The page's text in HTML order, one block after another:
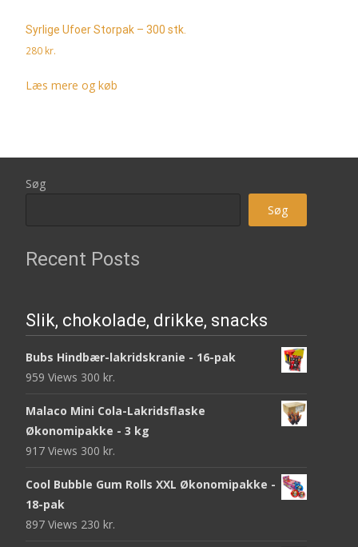
Syrlige Ufoer Storpak – 300 stk.
280 kr.
Læs mere og køb
Søg
Søg
Recent Posts
Slik, chokolade, drikke, snacks
Bubs Hindbær-lakridskranie - 16-pak
959 Views 300 kr.
Malaco Mini Cola-Lakridsflaske
Økonomipakke - 3 kg
917 Views 300 kr.
Cool Bubble Gum Rolls XXL Økonomipakke -
18-pak
897 Views 230 kr.